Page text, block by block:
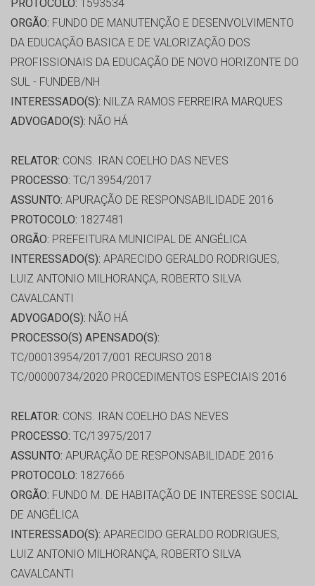
PROTOCOLO: 1593534
ORGÃO: FUNDO DE MANUTENÇÃO E DESENVOLVIMENTO
DA EDUCAÇÃO BASICA E DE VALORIZAÇÃO DOS
PROFISSIONAIS DA EDUCAÇÃO DE NOVO HORIZONTE DO
SUL - FUNDEB/NH
INTERESSADO(S): NILZA RAMOS FERREIRA MARQUES
ADVOGADO(S): NÃO HÁ
RELATOR: CONS. IRAN COELHO DAS NEVES
PROCESSO: TC/13954/2017
ASSUNTO: APURAÇÃO DE RESPONSABILIDADE 2016
PROTOCOLO: 1827481
ORGÃO: PREFEITURA MUNICIPAL DE ANGÉLICA
INTERESSADO(S): APARECIDO GERALDO RODRIGUES,
LUIZ ANTONIO MILHORANÇA, ROBERTO SILVA
CAVALCANTI
ADVOGADO(S): NÃO HÁ
PROCESSO(S) APENSADO(S):
TC/00013954/2017/001 RECURSO 2018
TC/00000734/2020 PROCEDIMENTOS ESPECIAIS 2016
RELATOR: CONS. IRAN COELHO DAS NEVES
PROCESSO: TC/13975/2017
ASSUNTO: APURAÇÃO DE RESPONSABILIDADE 2016
PROTOCOLO: 1827666
ORGÃO: FUNDO M. DE HABITAÇÃO DE INTERESSE SOCIAL
DE ANGÉLICA
INTERESSADO(S): APARECIDO GERALDO RODRIGUES,
LUIZ ANTONIO MILHORANÇA, ROBERTO SILVA
CAVALCANTI